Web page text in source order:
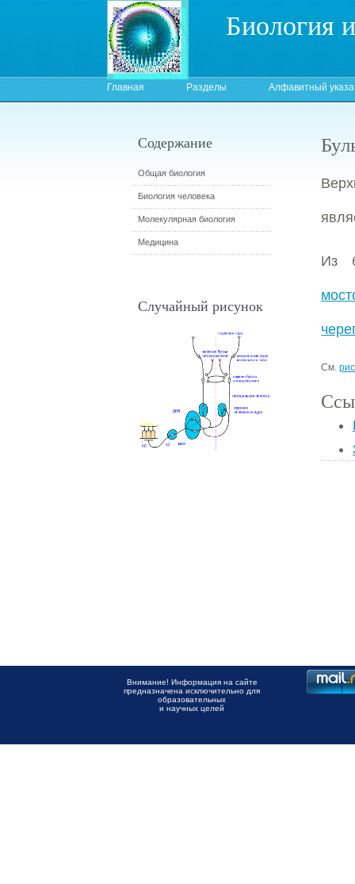
Биология
Главная Разделы Алфавитный
Из
См.
Содержание
Общая биология
Биология человека
Молекулярная биология
Медицина
Случайный рисунок
Внимание! Информация на сайте
предназначена исключительно для
образовательных
и научных целей